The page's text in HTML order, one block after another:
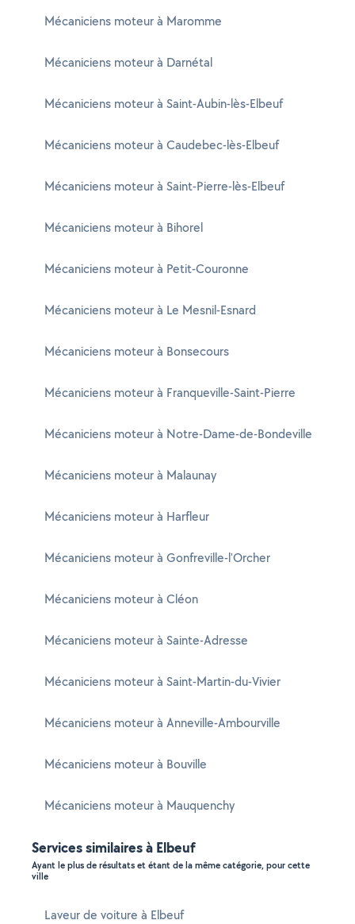
Mécaniciens moteur à Maromme
Mécaniciens moteur à Darnétal
Mécaniciens moteur à Saint-Aubin-lès-Elbeuf
Mécaniciens moteur à Caudebec-lès-Elbeuf
Mécaniciens moteur à Saint-Pierre-lès-Elbeuf
Mécaniciens moteur à Bihorel
Mécaniciens moteur à Petit-Couronne
Mécaniciens moteur à Le Mesnil-Esnard
Mécaniciens moteur à Bonsecours
Mécaniciens moteur à Franqueville-Saint-Pierre
Mécaniciens moteur à Notre-Dame-de-Bondeville
Mécaniciens moteur à Malaunay
Mécaniciens moteur à Harfleur
Mécaniciens moteur à Gonfreville-l'Orcher
Mécaniciens moteur à Cléon
Mécaniciens moteur à Sainte-Adresse
Mécaniciens moteur à Saint-Martin-du-Vivier
Mécaniciens moteur à Anneville-Ambourville
Mécaniciens moteur à Bouville
Mécaniciens moteur à Mauquenchy
Services similaires à Elbeuf
Ayant le plus de résultats et étant de la même catégorie, pour cette
ville
Laveur de voiture à Elbeuf